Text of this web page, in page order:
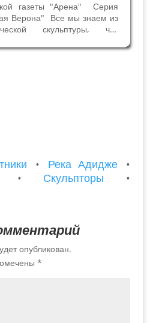
газеты "Арена" Серия
Верона" Все мы знаем из
скульптуры, что
храмов и портики. В
• Река Адидже
•
• Скульпторы
•
опубликован.
*